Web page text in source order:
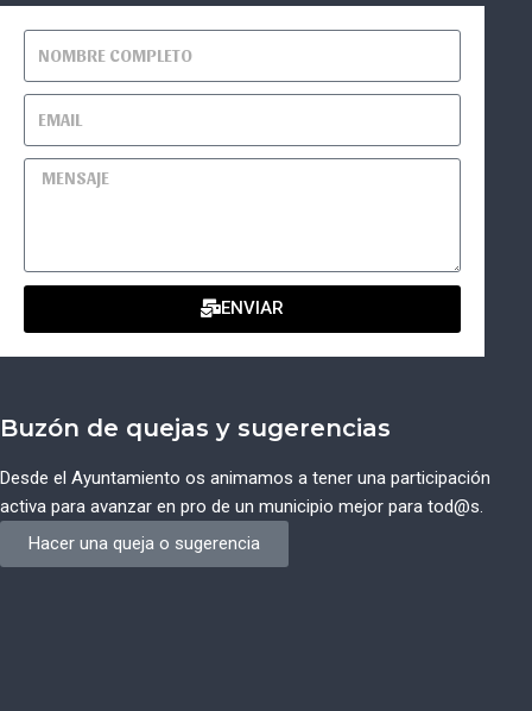
ENVIAR
Buzón de quejas y sugerencias
Desde el Ayuntamiento os animamos a tener una participación
activa para avanzar en pro de un municipio mejor para tod@s.
Hacer una queja o sugerencia